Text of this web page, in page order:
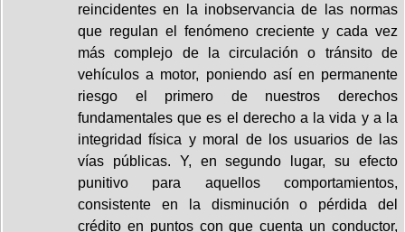
reincidentes en la inobservancia de las normas
que regulan el fenómeno creciente y cada vez
más complejo de la circulación o tránsito de
vehículos a motor, poniendo así en permanente
riesgo el primero de nuestros derechos
fundamentales que es el derecho a la vida y a la
integridad física y moral de los usuarios de las
vías públicas. Y, en segundo lugar, su efecto
punitivo para aquellos comportamientos,
consistente en la disminución o pérdida del
crédito en puntos con que cuenta un conductor,